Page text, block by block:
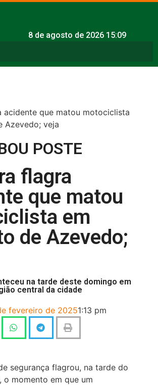
8 de agosto de 2026 15:09
acidente que matou motociclista
Azevedo; veja
POSTE
flagra
que matou
em
de Azevedo;
na tarde deste domingo em
central da cidade
fevereiro de 20251:13 pm
segurança flagrou, na tarde do
o momento em que um